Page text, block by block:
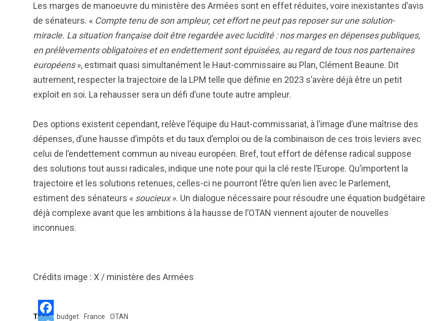
Les marges de manoeuvre du ministère des Armées sont en effet réduites, voire inexistantes d’avis
de sénateurs. « Compte tenu de son ampleur, cet effort ne peut pas reposer sur une solution-
miracle. La situation française doit être regardée avec lucidité : nos marges en dépenses publiques,
en prélèvements obligatoires et en endettement sont épuisées, au regard de tous nos partenaires
européens», estimait quasi simultanément le Haut-commissaire au Plan, Clément Beaune. Dit
autrement, respecter la trajectoire de la LPM telle que définie en 2023 s’avère déjà être un petit
exploit en soi. La rehausser sera un défi d’une toute autre ampleur.
Des options existent cependant, relève l’équipe du Haut-commissariat, à l’image d’une maîtrise des
dépenses, d’une hausse d’impôts et du taux d’emploi ou de la combinaison de ces trois leviers avec
celui de l’endettement commun au niveau européen. Bref, tout effort de défense radical suppose
des solutions tout aussi radicales, indique une note pour qui la clé reste l’Europe. Qu’importent la
trajectoire et les solutions retenues, celles-ci ne pourront l’être qu’en lien avec le Parlement,
estiment des sénateurs « soucieux». Un dialogue nécessaire pour résoudre une équation budgétaire
déjà complexe avant que les ambitions à la hausse de l’OTAN viennent ajouter de nouvelles
inconnues.
Crédits image : X / ministère des Armées
Tags: budget France OTAN